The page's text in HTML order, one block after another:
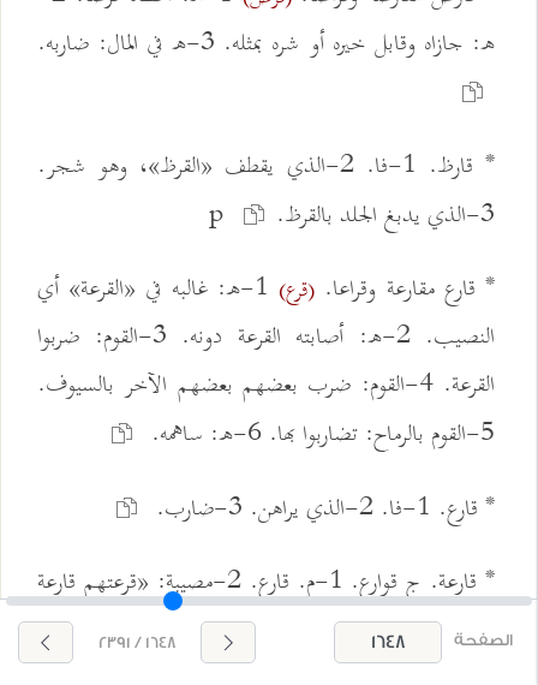
ه: جازاه وقابل خيره أو شره بمثله. 3-ه في المال: ضاربه.
* قارظ. 1-فا. 2-الذي يقطف «القرظ»، وهو شجر.
3-الذي يدبغ الجلد بالقرظ.p
* قارع مقارعة وقراعا. (قرع)
1-ه: غالبه في «القرعة» أي
النصيب. 2-ه: أصابته القرعة دونه. 3-القوم: ضربوا
القرعة. 4-القوم: ضرب بعضهم بعضهم الآخر بالسيوف.
5-القوم بالرماح: تضاربوا بها. 6-ه: ساهمه.
* قارع. 1-فا. 2-الذي يراهن. 3-ضارب.
* قارعة. ج قوارع. 1-م. قارع. 2-مصيبة: «قرعتهم قارعة
الدهر». 3-قيامة. 4-«القارعة»: سورة من سور القرآن
الصفحة 1648 / 2391